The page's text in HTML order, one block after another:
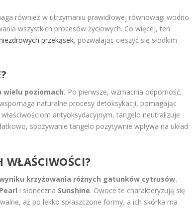
również w utrzymaniu prawidłowej równowagi wodno-
wszystkich procesów życiowych. Co więcej, ten
przekąsek, pozwalając cieszyć się słodkim
poziomach. Po pierwsze, wzmacnia odporność,
naturalne procesy detoksykacji, pomagając
antyoksydacyjnym, tangelo neutralizuje
spożywanie tangelo pozytywnie wpływa na układ
krzyżowania różnych gatunków cytrusów.
Pearl i słoneczna Sunshine. Owoce te charakteryzują się
aż po lekko spłaszczone formy, a ich skórka ma